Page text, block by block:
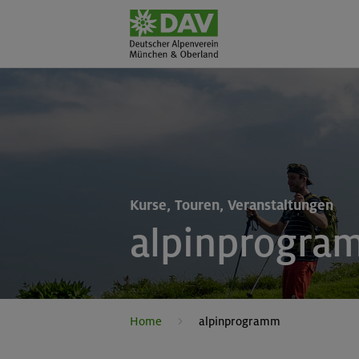
Kurse, Touren, Veranstaltungen
Home alpinprogramm